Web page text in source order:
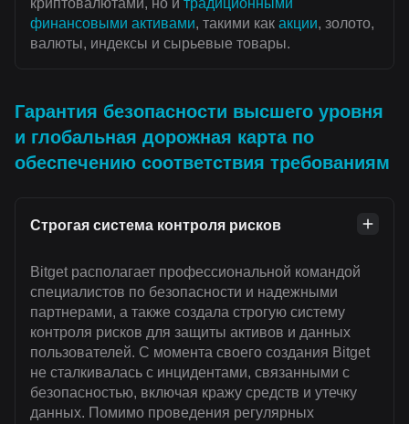
криптовалютами, но и традиционными
финансовыми активами, такими как акции, золото,
валюты, индексы и сырьевые товары.
Гарантия безопасности высшего уровня
и глобальная дорожная карта по
обеспечению соответствия требованиям
Строгая система контроля рисков
Bitget располагает профессиональной командой
специалистов по безопасности и надежными
партнерами, а также создала строгую систему
контроля рисков для защиты активов и данных
пользователей. С момента своего создания Bitget
не сталкивалась с инцидентами, связанными с
безопасностью, включая кражу средств и утечку
данных. Помимо проведения регулярных